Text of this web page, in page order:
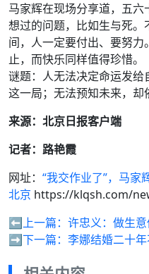
马家辉在现场分享道，五
想过的问题，比如生与死
间，人一定要付出、要努
止，而快乐同样值得珍惜
谜题：人无法决定命运发
这一局；无法预知未来，却
来源：北京日报客户端
记者：路艳霞
网址： “我交作业了”，马家
北京 https://klqsh.com/
⬅️上一篇： 许忠义：做生
➡️下一篇： 李娜结婚二十